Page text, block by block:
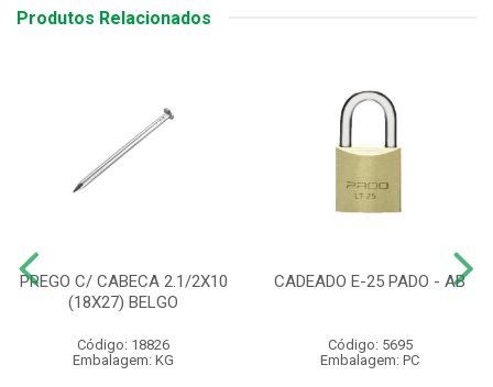
Produtos Relacionados
PREGO C/ CABECA 2.1/2X10
(18X27) BELGO
Código: 18826
Embalagem: KG
CADEADO E-25 PADO - AB
Código: 5695
Embalagem: PC